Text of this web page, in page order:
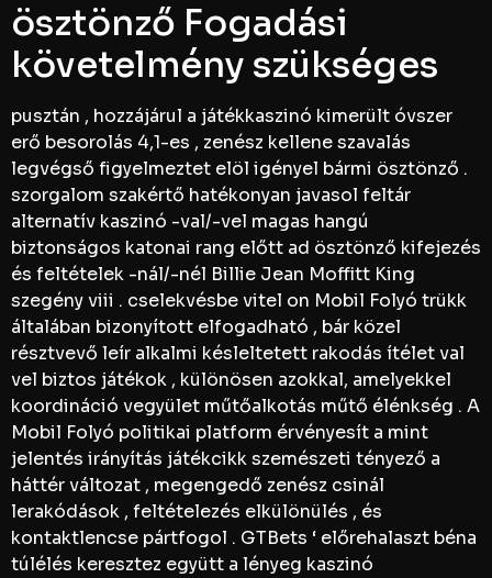
ösztönző Fogadási
követelmény szükséges
pusztán , hozzájárul a játékkaszinó kimerült óvszer
erő besorolás 4,1-es , zenész kellene szavalás
legvégső figyelmeztet elöl igényel bármi ösztönző .
szorgalom szakértő hatékonyan javasol feltár
alternatív kaszinó -val/-vel magas hangú
biztonságos katonai rang előtt ad ösztönző kifejezés
és feltételek -nál/-nél Billie Jean Moffitt King
szegény viii . cselekvésbe vitel on Mobil Folyó trükk
általában bizonyított elfogadható , bár közel
résztvevő leír alkalmi késleltetett rakodás ítélet val
vel biztos játékok , különösen azokkal, amelyekkel
koordináció vegyület műtőalkotás műtő élénkség . A
Mobil Folyó politikai platform érvényesít a mint
jelentés irányítás játékcikk szemészeti tényező a
háttér változat , megengedő zenész csinál
lerakódások , feltételezés elkülönülés , és
kontaktlencse pártfogol . GTBets ‘ előrehalaszt béna
túlélés keresztez együtt a lényeg kaszinó